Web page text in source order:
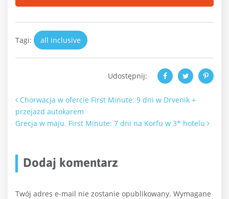
Tagi: all inclusive
Udostępnij:
Nawigacja po artykułach
Chorwacja w ofercie First Minute: 9 dni w Drvenik +
przejazd autokarem
Grecja w maju. First Minute: 7 dni na Korfu w 3* hotelu
Dodaj komentarz
Twój adres e-mail nie zostanie opublikowany. Wymagane